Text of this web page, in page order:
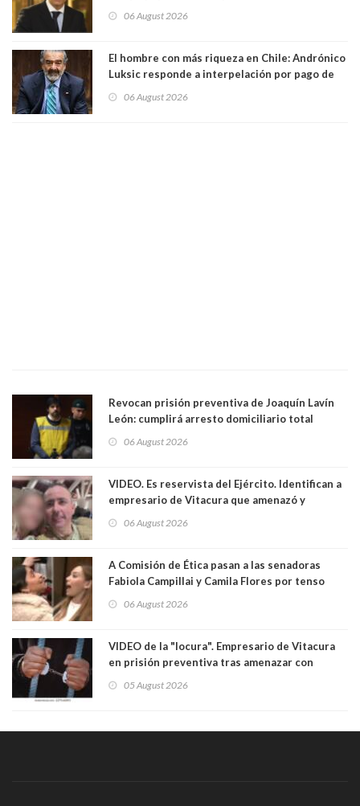
06 August 2026
El hombre con más riqueza en Chile: Andrónico
Luksic responde a interpelación por pago de
día que me muera”
06 August 2026
Revocan prisión preventiva de Joaquín Lavín
León: cumplirá arresto domiciliario total
06 August 2026
VIDEO. Es reservista del Ejército. Identifican a
empresario de Vitacura que amenazó y
al "ring raja". Se trata de Andrés Arrieta y la
06 August 2026
A Comisión de Ética pasan a las senadoras
Fabiola Campillai y Camila Flores por tenso
06 August 2026
VIDEO de la "locura". Empresario de Vitacura
en prisión preventiva tras amenazar con
Los persiguió en potente camioneta
05 August 2026